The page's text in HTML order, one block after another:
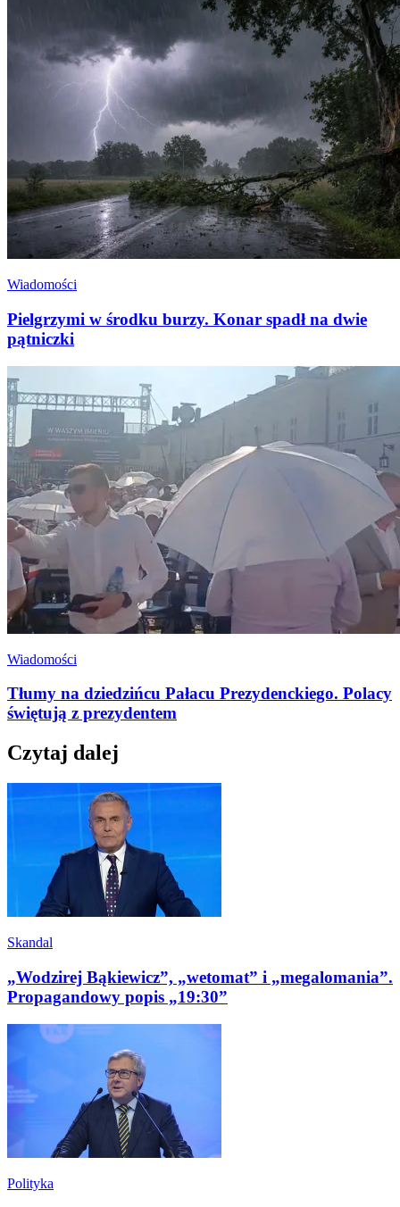
Wiadomości
Pielgrzymi w środku burzy. Konar spadł na dwie
pątniczki
Wiadomości
Tłumy na dziedzińcu Pałacu Prezydenckiego. Polacy
świętują z prezydentem
Czytaj dalej
Skandal
„Wodzirej Bąkiewicz”, „wetomat” i „megalomania”.
Propagandowy popis „19:30”
Polityka